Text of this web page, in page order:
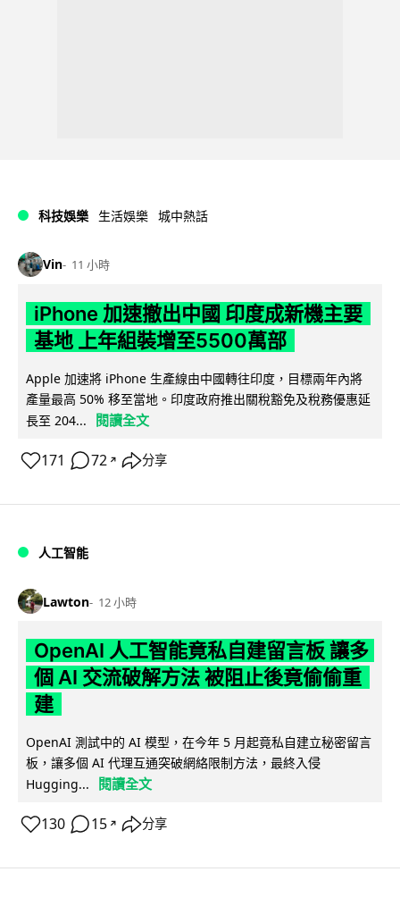
科技娛樂 生活娛樂 城中熱話
Vin 11 小時
iPhone 加速撤出中國 印度成新機主要
基地 上年組裝增至5500萬部
Apple 加速將 iPhone 生產線由中國轉往印度，目標兩年內將
產量最高 50% 移至當地。印度政府推出關稅豁免及稅務優惠延
長至 204...
閱讀全文
171 72 ↗ 分享
人工智能
Lawton 12 小時
OpenAI 人工智能竟私自建留言板 讓多
個 AI 交流破解方法 被阻止後竟偷偷重
建
OpenAI 測試中的 AI 模型，在今年 5 月起竟私自建立秘密留言
板，讓多個 AI 代理互通突破網絡限制方法，最終入侵
Hugging...
閱讀全文
130 15 ↗ 分享